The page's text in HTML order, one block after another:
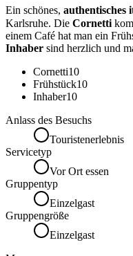
Ein schönes, authentisches
Karlsruhe. Die Cornetti
einem Café hat man ein
Inhaber sind herzlich und
Cornetti10
Frühstück10
Inhaber10
Anlass des Besuchs
Touristenerlebnis
Servicetyp
Vor Ort essen
Gruppentyp
Einzelgast
Gruppengröße
Einzelgast